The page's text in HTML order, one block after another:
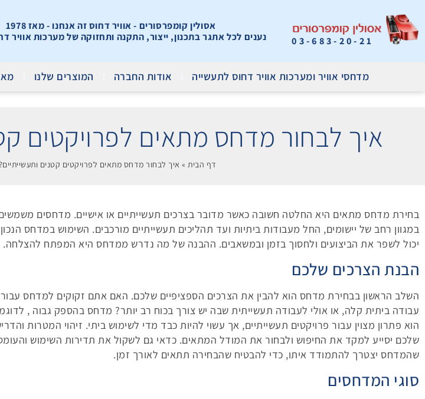
03-683-20-21
אסולין קומפרסורים - אוויר דחוס זה אנחנו - מאז 1978
נענים לכל אתגר בתכנון, ייצור, התקנה ותחזוקה של מערכות אוויר
מדחסי אוויר ומערכות אוויר דחוס לתעשייה אודות החברה המוצרים שלנו
איך לבחור מדחס מתאים לפרויקטים
דף הבית» איך לבחור מדחס מתאים לפרויקטים קטנים
בחירת מדחס מתאים היא החלטה חשובה כאשר מדובר בצרכים תעשייתיים או אישיים. מדחסים
במגוון רחב של יישומים, החל מעבודות ביתיות ועד תהליכים תעשייתיים מורכבים. השימוש במדחס הנכון
יכול לשפר את הביצועים ולחסוך בזמן ובמשאבים. ההבנה של מה נדרש ממדחס היא המפתח להצלחה.
הבנת הצרכים שלכם
השלב הראשון בבחירת מדחס הוא להבין את הצרכים הספציפיים שלכם. האם אתם זקוקים למדחס עבור
עבודה ביתית קלה, או אולי לעבודה תעשייתית שבה יש צורך בכוח רב יותר? מדחס בהספק גבוה ,
הוא פתרון מצוין עבור פרויקטים תעשייתיים, אך עשוי להיות כבד מדי לשימוש ביתי. זיהוי המטרות
שלכם יסייע למקד את החיפוש ולבחור את המודל המתאים. כדאי גם לשקול את תדירות השימוש
שהמדחס יצטרך להתמודד איתו, כדי להבטיח שהבחירה תתאים לאורך זמן.
סוגי המדחסים